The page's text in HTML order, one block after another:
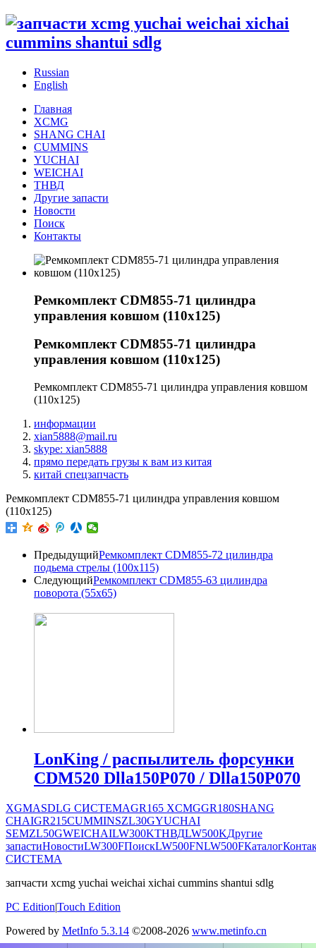
Russian
English
Главная
XCMG
SHANG CHAI
CUMMINS
YUCHAI
WEICHAI
ТНВД
Другие запасти
Новости
Поиск
Контакты
Ремкомплект CDM855-71 цилиндра
управления ковшом (110x125)
Ремкомплект CDM855-71 цилиндра
управления ковшом (110x125)
Ремкомплект CDM855-71 цилиндра управления ковшом
(110x125)
информации
xian5888@mail.ru
skype: xian5888
прямо передать грузы к вам из китая
китай спецзапчасть
Ремкомплект CDM855-71 цилиндра управления ковшом
(110x125)
ПредыдущийРемкомплект CDM855-72 цилиндра
подьема стрелы (100x115)
СледующийРемкомплект CDM855-63 цилиндра
поворота (55х65)
LonKing / распылитель форсунки
CDM520 Dlla150P070 / Dlla150P070
XGMASDLG СИСТЕМАGR165 XCMGGR180SHANG
CHAIGR215CUMMINSZL30GYUCHAI
SEMZL50GWEICHAILW300KТНВДLW500KДругие
запастиНовостиLW300FПоискLW500FNLW500FКаталог
СИСТЕМА
запчасти xcmg yuchai weichai xichai cummins shantui sdlg
PC Edition|Touch Edition
Powered by MetInfo 5.3.14 ©2008-2026 www.metinfo.cn